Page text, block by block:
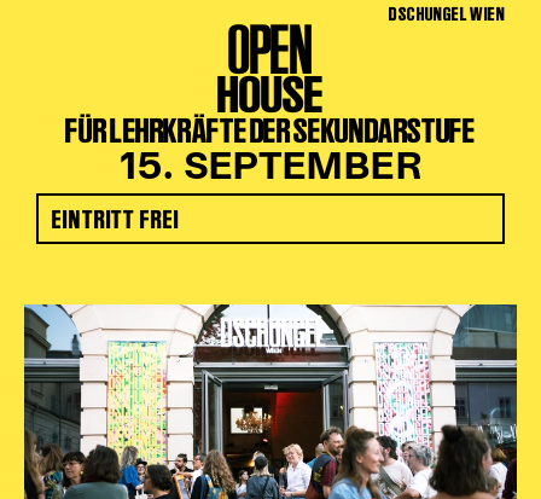
DSCHUNGEL WIEN
OPEN
HOUSE
FÜR LEHRKRÄFTE DER SEKUNDARSTUFE
15. SEPTEMBER
EINTRITT FREI